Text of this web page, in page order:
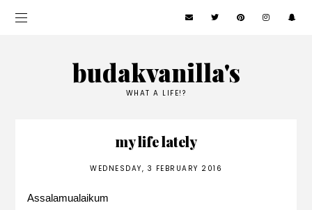
budakvanilla's
WHAT A LIFE!?
my life lately
WEDNESDAY, 3 FEBRUARY 2016
Assalamualaikum